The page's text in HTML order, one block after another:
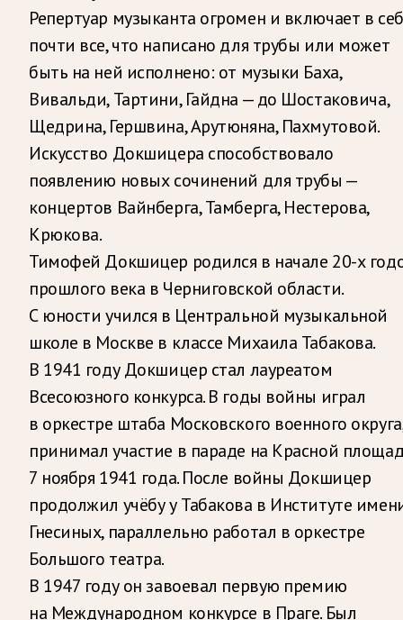
Репертуар музыканта огромен и включает в
почти все, что написано для трубы или может
быть на ней исполнено: от музыки Баха,
Вивальди, Тартини, Гайдна — до Шостаковича,
Щедрина, Гершвина, Арутюняна, Пахмутовой.
Искусство Докшицера способствовало
появлению новых сочинений для трубы —
концертов Вайнберга, Тамберга, Нестерова,
Крюкова.
Тимофей Докшицер родился в начале 20-х
прошлого века в Черниговской области.
С юности учился в Центральной музыкальной
школе в Москве в классе Михаила Табакова.
В 1941 году Докшицер стал лауреатом
Всесоюзного конкурса. В годы войны играл
в оркестре штаба Московского военного
принимал участие в параде на Красной
7 ноября 1941 года. После войны Докшицер
продолжил учёбу у Табакова в Институте
Гнесиных, параллельно работал в оркестре
Большого театра.
В 1947 году он завоевал первую премию
на Международном конкурсе в Праге. Был